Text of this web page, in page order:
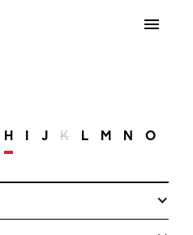
H I J K L M N O